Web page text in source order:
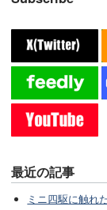
最近の記事
ミニ四駆に触れ